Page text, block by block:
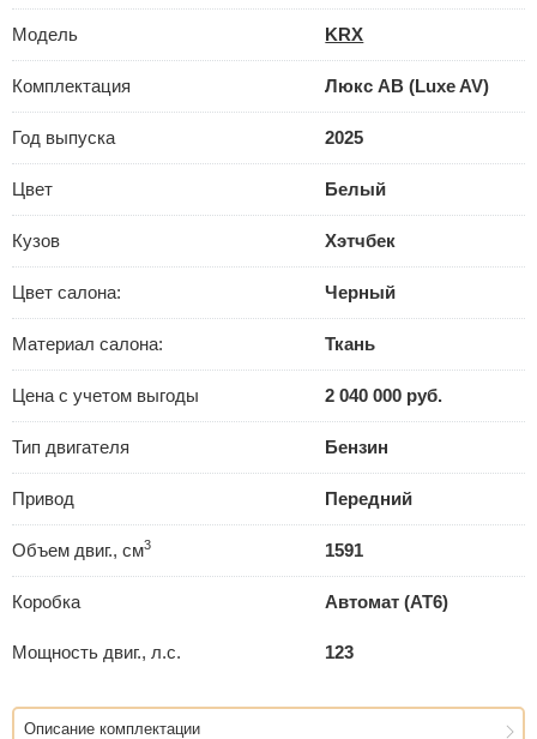
Модель KRX
Комплектация Люкс АВ (Luxe AV)
Год выпуска 2025
Цвет Белый
Кузов Хэтчбек
Цвет салона: Черный
Материал салона: Ткань
Цена с учетом выгоды 2 040 000 руб.
Тип двигателя Бензин
Привод Передний
Объем двиг., см3 1591
Коробка Автомат (AT6)
Мощность двиг., л.с. 123
Описание комплектации